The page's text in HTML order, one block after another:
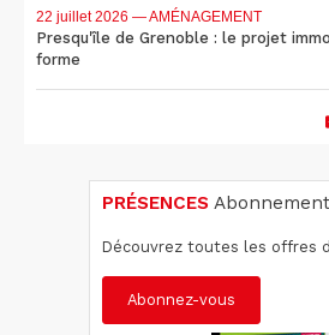
22 juillet 2026 — AMÉNAGEMENT
Presqu'île de Grenoble : le projet
forme
PRÉSENCES
Découvrez toutes les offres
Abonnez-vous